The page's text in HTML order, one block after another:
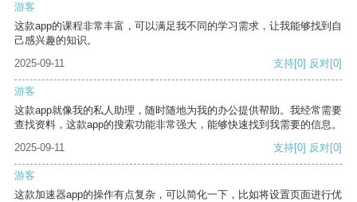
游客
这款app的课程非常丰富，可以满足我不同的学习需求，让我能够找到自
己感兴趣的知识。
2025-09-11
支持[0] 反对[0]
游客
这款app就像我的私人助理，随时随地为我的办公提供帮助。我经常需要
查找资料，这款app的搜索功能非常强大，能够快速找到我需要的信息。
2025-09-11
支持[0] 反对[0]
游客
这款加速器app的操作有点复杂，可以简化一下，比如将设置页面进行优